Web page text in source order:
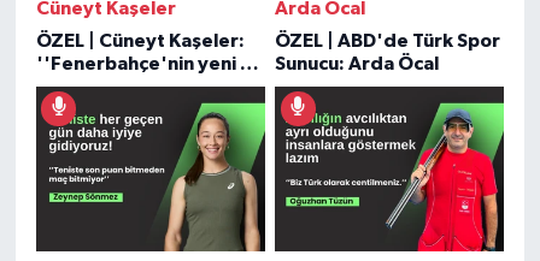
Cüneyt Kaşeler
ÖZEL | Cüneyt Kaşeler:
''Fenerbahçe'nin yeni bir
anayasa ihtiyacı var''
Arda Öcal
ÖZEL | ABD'de Türk Spor
Sunucu: Arda Öcal